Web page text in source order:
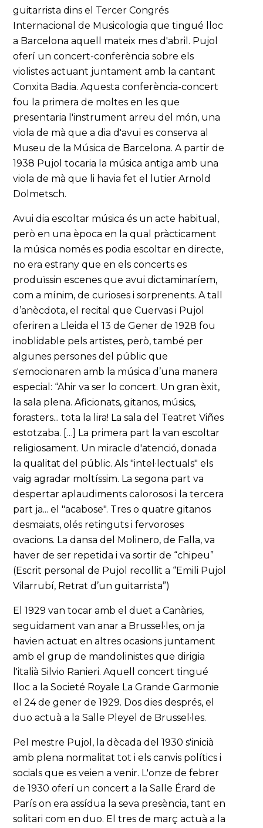
guitarrista dins el Tercer Congrés
Internacional de Musicologia que tingué lloc
a Barcelona aquell mateix mes d'abril. Pujol
oferí un concert-conferència sobre els
violistes actuant juntament amb la cantant
Conxita Badia. Aquesta conferència-concert
fou la primera de moltes en les que
presentaria l'instrument arreu del món, una
viola de mà que a dia d'avui es conserva al
Museu de la Música de Barcelona. A partir de
1938 Pujol tocaria la música antiga amb una
viola de mà que li havia fet el lutier Arnold
Dolmetsch.
Avui dia escoltar música és un acte habitual,
però en una època en la qual pràcticament
la música només es podia escoltar en directe,
no era estrany que en els concerts es
produïssin escenes que avui dictaminaríem,
com a mínim, de curioses i sorprenents. A tall
d’anècdota, el recital que Cuervas i Pujol
oferiren a Lleida el 13 de Gener de 1928 fou
inoblidable pels artistes, però, també per
algunes persones del públic que
s'emocionaren amb la música d’una manera
especial: “Ahir va ser lo concert. Un gran èxit,
la sala plena. Aficionats, gitanos, músics,
forasters... tota la lira! La sala del Teatret Viñes
estotzaba. […] La primera part la van escoltar
religiosament. Un miracle d'atenció, donada
la qualitat del públic. Als "intel·lectuals" els
vaig agradar moltíssim. La segona part va
despertar aplaudiments calorosos i la tercera
part ja... el "acabose". Tres o quatre gitanos
desmaiats, olés retinguts i fervoroses
ovacions. La dansa del Molinero, de Falla, va
haver de ser repetida i va sortir de “chipeu”
(Escrit personal de Pujol recollit a “Emili Pujol
Vilarrubí, Retrat d’un guitarrista”)
El 1929 van tocar amb el duet a Canàries,
seguidament van anar a Brussel·les, on ja
havien actuat en altres ocasions juntament
amb el grup de mandolinistes que dirigia
l'italià Silvio Ranieri. Aquell concert tingué
lloc a la Societé Royale La Grande Garmonie
el 24 de gener de 1929. Dos dies després, el
duo actuà a la Salle Pleyel de Brussel·les.
Pel mestre Pujol, la dècada del 1930 s'inicià
amb plena normalitat tot i els canvis polítics i
socials que es veien a venir. L'onze de febrer
de 1930 oferí un concert a la Salle Érard de
París on era assídua la seva presència, tant en
solitari com en duo. El tres de març actuà a la